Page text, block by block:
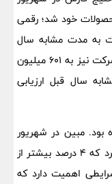
واحد از محصولات خود شد؛ رقمی
4 درصد نسبت به مدت مشابه سال
گذشته است. در همین ماه، حجم فروش شرکت نیز به 601 میلیون
مشابه سال قبل ارزیابی
بود. مبین در شهریور
حدود 5.6 هزار میلیارد تومان درآمد کسب کرد که 4 درصد بیشتر از
اهمیت دارد که